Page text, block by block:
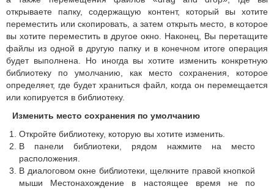
открываете папку, содержащую контент, который вы хотите
переместить или скопировать, а затем открыть место, в которое
вы хотите переместить в другое окно. Наконец, Вы перетащите
файлы из одной в другую папку и в конечном итоге операция
будет выполнена. Но иногда вы хотите изменить конкретную
библиотеку по умолчанию, как место сохранения, которое
определяет, где будет храниться файл, когда он перемещается
или копируется в библиотеку.
Изменить место сохранения по умолчанию
Откройте библиотеку, которую вы хотите изменить.
В панели библиотеки, рядом нажмите на место
расположения.
В диалоговом окне библиотеки, щелкните правой кнопкой
мыши Местонахождение в настоящее время не по